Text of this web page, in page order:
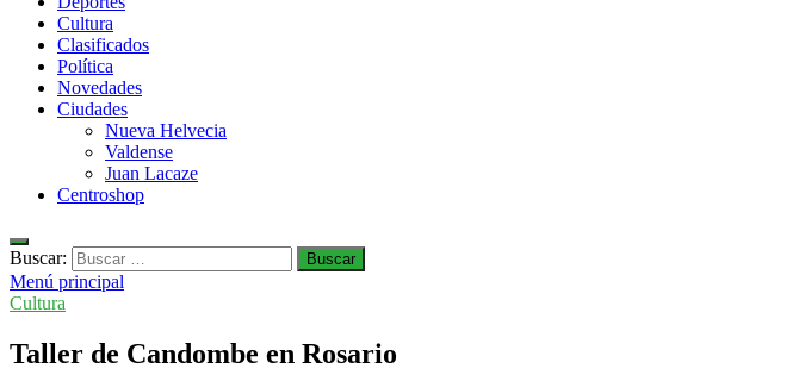
Cultura
Clasificados
Política
Novedades
Ciudades
Nueva Helvecia
Valdense
Juan Lacaze
Centroshop
Buscar:
Menú principal
Cultura
Taller de Candombe en Rosario